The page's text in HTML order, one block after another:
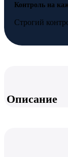
Контроль на
Строгий
Описание